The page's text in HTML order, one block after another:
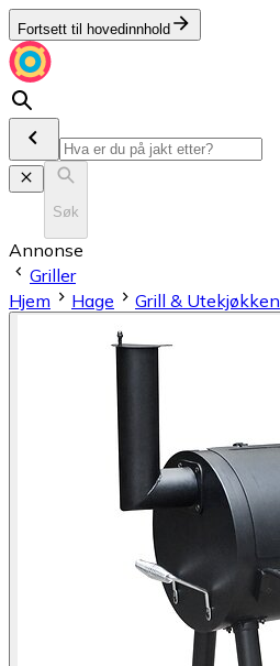
Fortsett til hovedinnhold
Søk
Annonse
Griller
Hjem
Hage Grill & Utekjøkken